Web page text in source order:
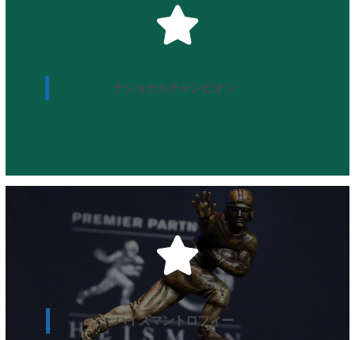
ナショナルチャンピオン
クレムソン大
タイトルゲーム詳細
ハイズマントロフィー
ラマー・ジャクソン
ルイビル大2年生QB
授賞式詳細